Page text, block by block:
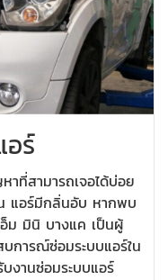
อร์
ที่สามารถเจอได้บ่อย
น แอร์มีกลิ่นอับ หากพบ
ม มินิ บางแค เป็นผู้
การณ์ซ่อมระบบแอร์ใน
งานซ่อมระบบแอร์